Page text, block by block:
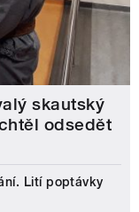
skautský
odsedět
Lití poptávky